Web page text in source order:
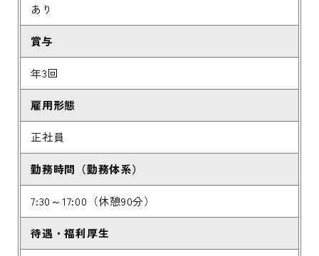
あり
賞与
年3回
雇用形態
正社員
勤務時間（勤務体系）
7:30～17:00（休憩90分）
待遇・福利厚生